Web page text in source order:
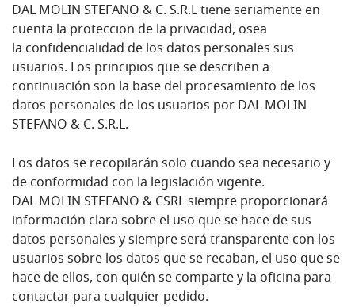
DAL MOLIN STEFANO & C. S.R.L tiene seriamente en
cuenta la proteccion de la privacidad, osea
la confidencialidad de los datos personales sus
usuarios. Los principios que se describen a
continuación son la base del procesamiento de los
datos personales de los usuarios porDAL MOLIN
STEFANO & C. S.R.L.
Los datos se recopilarán solo cuando sea necesario y
de conformidad con la legislación vigente.
DAL MOLIN STEFANO & CSRL siempre proporcionará
información clara sobre el uso que se hace de sus
datos personales y siempre será transparente con los
usuarios sobre los datos que se recaban, el uso que se
hace de ellos, con quién se comparte y la oficina para
contactar para cualquier pedido.